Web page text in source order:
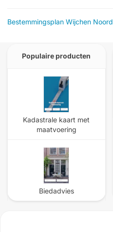
Bestemmingsplan Wijchen Noord
Populaire producten
Kadastrale kaart met
maatvoering
Biedadvies